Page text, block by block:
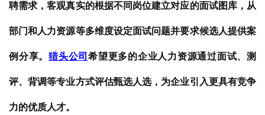
聘需求，客观真实的根据不同岗位建立对应的面试图库，从
部门和人力资源等多维度设定面试问题并要求候选人提供案
例分享。 猎头公司 希望更多的企业人力资源通过面试、测
评、背调等专业方式评估甄选人选，为企业引入更具有竞争
力的优质人才。